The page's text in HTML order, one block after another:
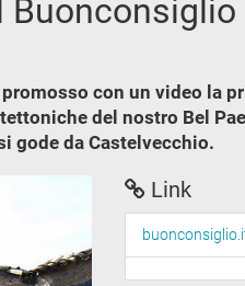
Buonconsiglio
con un video la
del nostro Bel
gode da Castelvecchio.
Link